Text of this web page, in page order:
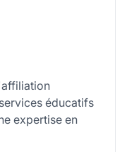
éducatifs
expertise en